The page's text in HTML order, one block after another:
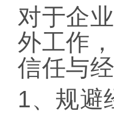
对于企
外工作
信任与
1、规避